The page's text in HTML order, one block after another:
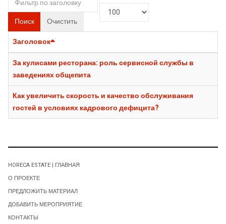
Поиск Очистить
Заголовок
За кулисами ресторана: роль сервисной службы в
заведениях общепита
Как увеличить скорость и качество обслуживания
гостей в условиях кадрового дефицита?
HORECA ESTATE | ГЛАВНАЯ
О ПРОЕКТЕ
ПРЕДЛОЖИТЬ МАТЕРИАЛ
ДОБАВИТЬ МЕРОПРИЯТИЕ
КОНТАКТЫ